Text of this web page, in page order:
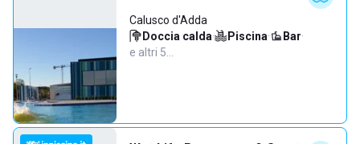
Calusco d'Adda
Doccia calda· Piscina· Bar·
e altri 5…